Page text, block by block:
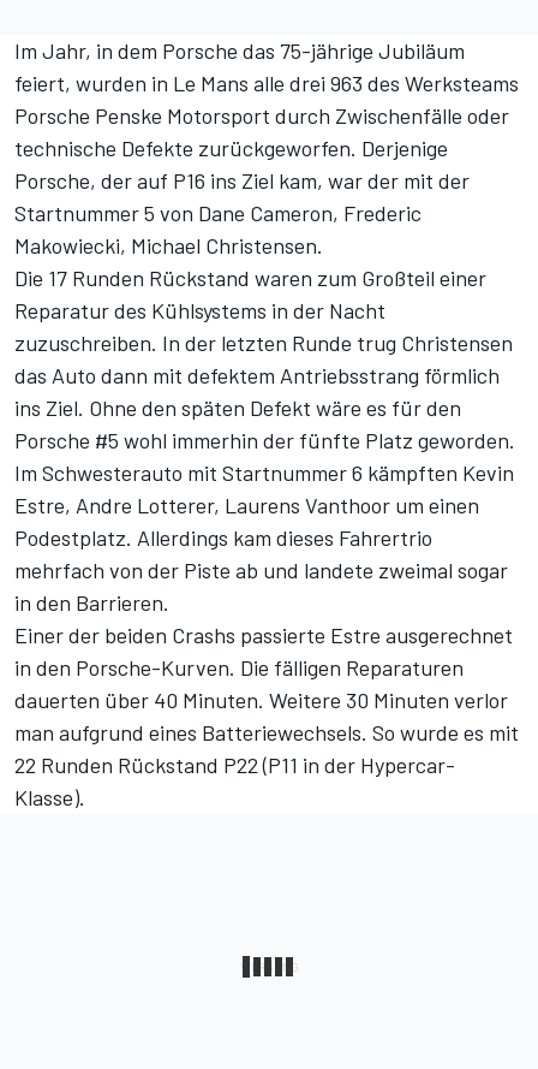
Im Jahr, in dem Porsche das 75-jährige Jubiläum
feiert, wurden in Le Mans alle drei 963 des Werksteams
Porsche Penske Motorsport durch Zwischenfälle oder
technische Defekte zurückgeworfen. Derjenige
Porsche, der auf P16 ins Ziel kam, war der mit der
Startnummer 5 von Dane Cameron, Frederic
Makowiecki, Michael Christensen.
Die 17 Runden Rückstand waren zum Großteil einer
Reparatur des Kühlsystems in der Nacht
zuzuschreiben. In der letzten Runde trug Christensen
das Auto dann mit defektem Antriebsstrang förmlich
ins Ziel. Ohne den späten Defekt wäre es für den
Porsche #5 wohl immerhin der fünfte Platz geworden.
Im Schwesterauto mit Startnummer 6 kämpften Kevin
Estre, Andre Lotterer, Laurens Vanthoor um einen
Podestplatz. Allerdings kam dieses Fahrertrio
mehrfach von der Piste ab und landete zweimal sogar
in den Barrieren.
Einer der beiden Crashs passierte Estre ausgerechnet
in den Porsche-Kurven. Die fälligen Reparaturen
dauerten über 40 Minuten. Weitere 30 Minuten verlor
man aufgrund eines Batteriewechsels. So wurde es mit
22 Runden Rückstand P22 (P11 in der Hypercar-
Klasse).